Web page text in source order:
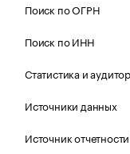
Поиск по ОГРН
Поиск по ИНН
Статистика и
Источники данных
Источник